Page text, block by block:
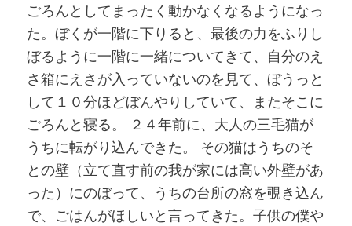
ごろんとしてまったく動かなくなるようになっ
た。ぼくが一階に下りると、最後の力をふりし
ぼるように一階に一緒についてきて、自分のえ
さ箱にえさが入っていないのを見て、ぼうっと
して１０分ほどぼんやりしていて、またそこに
ごろんと寝る。 ２４年前に、大人の三毛猫が
うちに転がり込んできた。 その猫はうちのそ
との壁（立て直す前の我が家には高い外壁があ
った）にのぼって、うちの台所の窓を覗き込ん
で、ごはんがほしいと言ってきた。子供の僕や